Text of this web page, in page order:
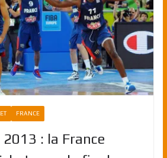
FRANCE
: la France